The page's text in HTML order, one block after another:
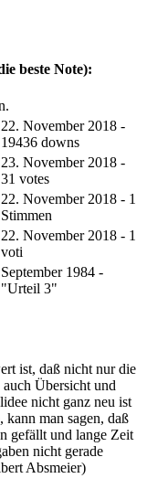
beste Note):
22. November 2018 -
19436 downs
23. November 2018 -
31 votes
22. November 2018 - 1
Stimmen
22. November 2018 - 1
voti
September 1984 -
"Urteil 3"
ist, daß nicht nur die
Übersicht und
nicht ganz neu ist
kann man sagen, daß
gefällt und lange Zeit
nicht gerade
Absmeier)